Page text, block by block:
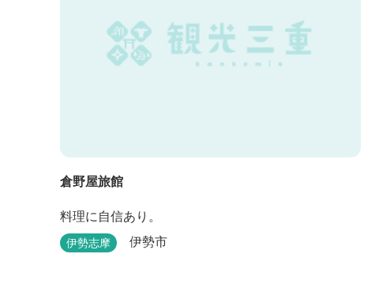
倉野屋旅館
料理に自信あり。
伊勢志摩 伊勢市